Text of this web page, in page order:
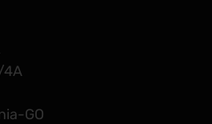
4A
GO